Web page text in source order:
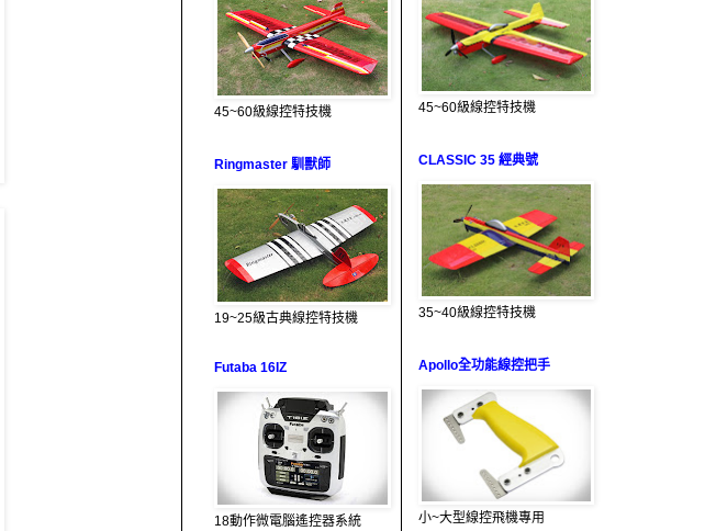
45~60級線控特技機
Ringmaster 馴獸師
19~25級古典線控特技機
Futaba 16IZ
18動作微電腦遙控器系統
45~60級線控特技機
CLASSIC 35 經典號
35~40級線控特技機
Apollo全功能線控把手
小~大型線控飛機專用